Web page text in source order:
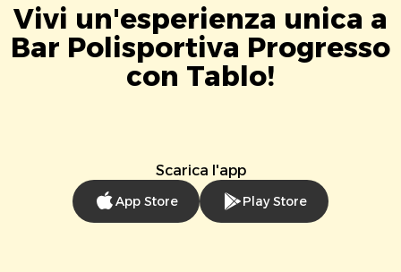
Vivi un'esperienza unica a
Bar Polisportiva Progresso
con Tablo!
Scarica l'app
App Store Play Store